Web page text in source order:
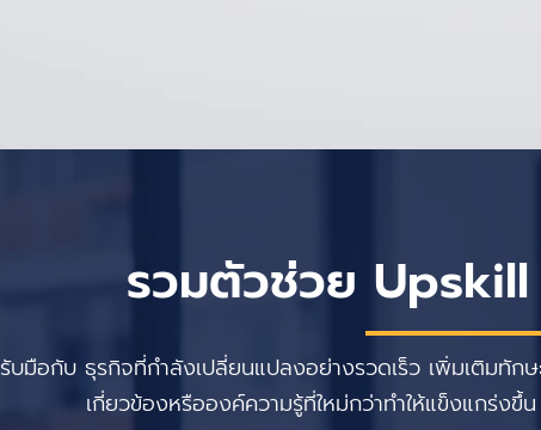
รวมตัวช่วย
รับมือกับ ธุรกิจที่กำลังเปลี่ยนแปลงอย่างรวดเร็ว เพิ่มเติมทั
เกี่ยวข้องหรือองค์ความรู้ที่ใหม่กว่าทำให้แข็งแกร่ง